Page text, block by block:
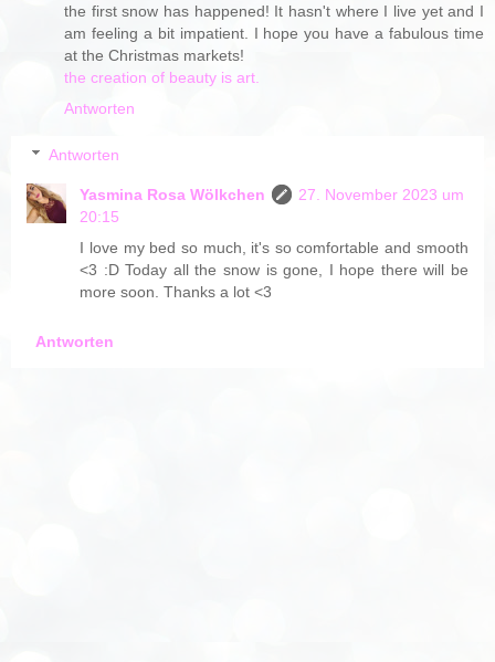
the first snow has happened! It hasn't where I live yet and I
am feeling a bit impatient. I hope you have a fabulous time
at the Christmas markets!
the creation of beauty is art.
Antworten
Antworten
Yasmina Rosa Wölkchen
27. November 2023 um
20:15
I love my bed so much, it's so comfortable and smooth
<3 :D Today all the snow is gone, I hope there will be
more soon. Thanks a lot <3
Antworten